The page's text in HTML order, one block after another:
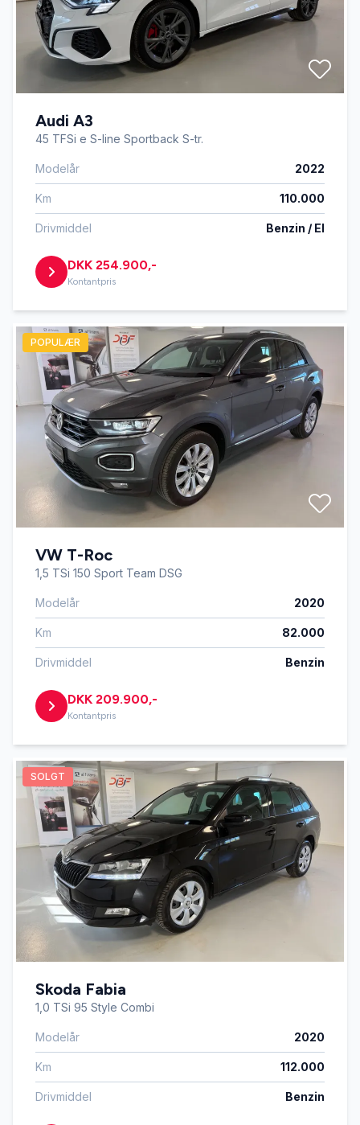
Audi A3
45 TFSi e S-line Sportback S-tr.
Modelår 2022
Km 110.000
Drivmiddel Benzin / El
DKK 254.900,-
Kontantpris
POPULÆR
VW T-Roc
1,5 TSi 150 Sport Team DSG
Modelår 2020
Km 82.000
Drivmiddel Benzin
DKK 209.900,-
Kontantpris
SOLGT
Skoda Fabia
1,0 TSi 95 Style Combi
Modelår 2020
Km 112.000
Drivmiddel Benzin